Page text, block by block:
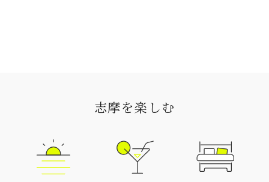
志摩を楽しむ